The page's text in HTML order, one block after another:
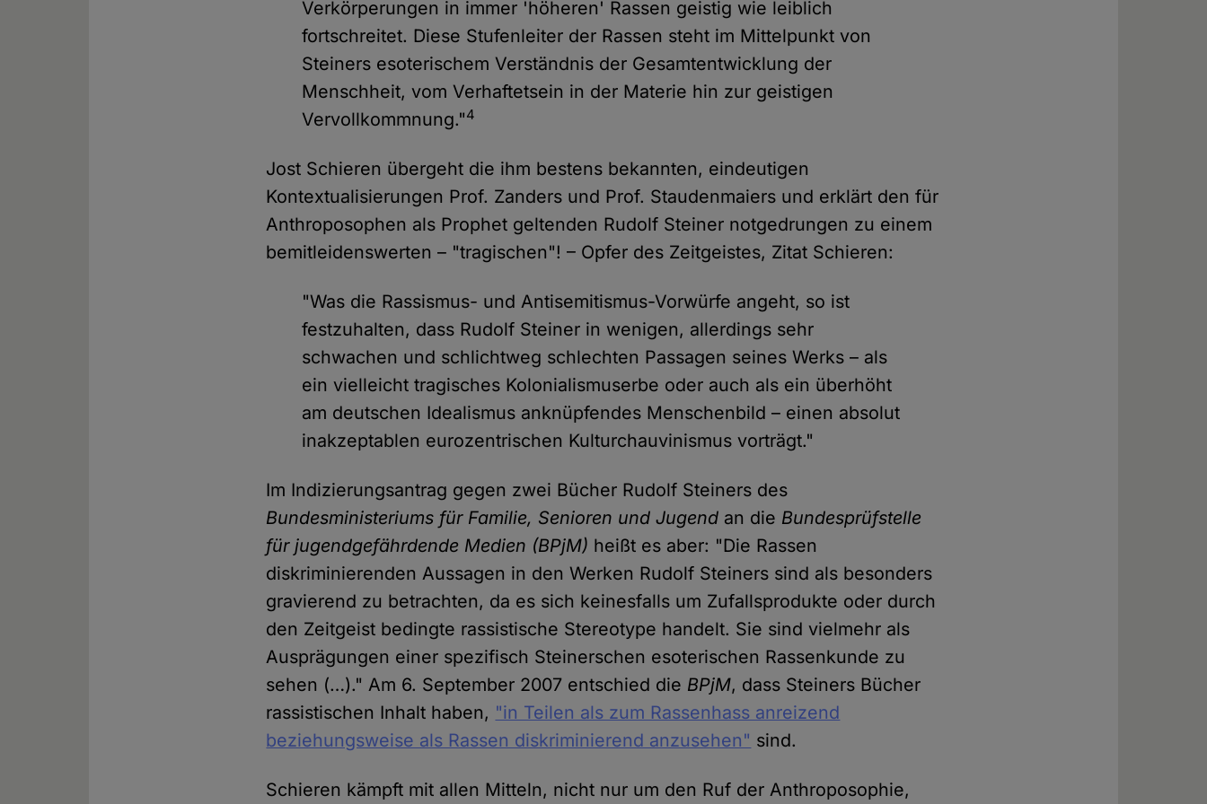
Verkörperungen in immer 'höheren' Rassen geistig wie leiblich
fortschreitet. Diese Stufenleiter der Rassen steht im Mittelpunkt von
Steiners esoterischem Verständnis der Gesamtentwicklung der
Menschheit, vom Verhaftetsein in der Materie hin zur geistigen
Vervollkommnung."4
Jost Schieren übergeht die ihm bestens bekannten, eindeutigen
Kontextualisierungen Prof. Zanders und Prof. Staudenmaiers und erklärt den für
Anthroposophen als Prophet geltenden Rudolf Steiner notgedrungen zu einem
bemitleidenswerten – "tragischen"! – Opfer des Zeitgeistes, Zitat Schieren:
"Was die Rassismus- und Antisemitismus-Vorwürfe angeht, so ist
festzuhalten, dass Rudolf Steiner in wenigen, allerdings sehr
schwachen und schlichtweg schlechten Passagen seines Werks – als
ein vielleicht tragisches Kolonialismuserbe oder auch als ein überhöht
am deutschen Idealismus anknüpfendes Menschenbild – einen absolut
inakzeptablen eurozentrischen Kulturchauvinismus vorträgt."
Im Indizierungsantrag gegen zwei Bücher Rudolf Steiners des
Bundesministeriums für Familie, Senioren und Jugend an die Bundesprüfstelle
für jugendgefährdende Medien (BPjM) heißt es aber: "Die Rassen
diskriminierenden Aussagen in den Werken Rudolf Steiners sind als besonders
gravierend zu betrachten, da es sich keinesfalls um Zufallsprodukte oder durch
den Zeitgeist bedingte rassistische Stereotype handelt. Sie sind vielmehr als
Ausprägungen einer spezifisch Steinerschen esoterischen Rassenkunde zu
sehen (…)." Am 6. September 2007 entschied die BPjM, dass Steiners Bücher
rassistischen Inhalt haben, "in Teilen als zum Rassenhass anreizend
beziehungsweise als Rassen diskriminierend anzusehen" sind.
Schieren kämpft mit allen Mitteln, nicht nur um den Ruf der Anthroposophie,